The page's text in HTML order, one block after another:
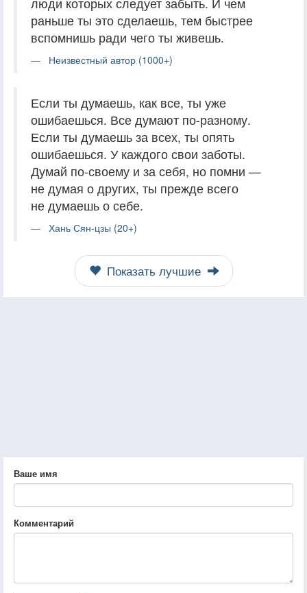
раньше ты это сделаешь, тем быстрее
вспомнишь ради чего ты живешь.
Неизвестный автор (1000+)
Если ты думаешь, как все, ты уже
ошибаешься. Все думают по-разному.
Если ты думаешь за всех, ты опять
ошибаешься. У каждого свои заботы.
Думай по-своему и за себя, но помни —
не думая о других, ты прежде всего
не думаешь о себе.
Хань Сян-цзы (20+)
Показать лучшие
Ваше имя
Комментарий